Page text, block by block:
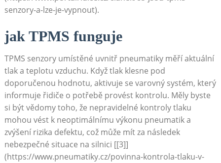
senzory-a-lze-je-vypnout).
jak TPMS funguje
TPMS senzory umístěné uvnitř pneumatiky měří aktuální
⁤tlak a teplotu vzduchu. Když tlak klesne pod
doporučenou ‌hodnotu, aktivuje se varovný systém, který
informuje řidiče o potřebě provést kontrolu. Měly byste
si být vědomy toho, že‍ nepravidelné kontroly tlaku
mohou vést k ⁤neoptimálnímu výkonu pneumatik ⁣a
zvýšení rizika defektu, což může mít za následek
nebezpečné situace na silnici [[3]]
(https://www.pneumatiky.cz/povinna-kontrola-tlaku-v-